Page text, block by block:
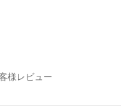
様レビュー